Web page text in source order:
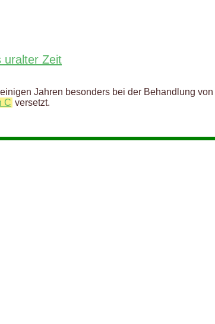
uralter Zeit
Jahren besonders bei der Behandlung von
C versetzt.